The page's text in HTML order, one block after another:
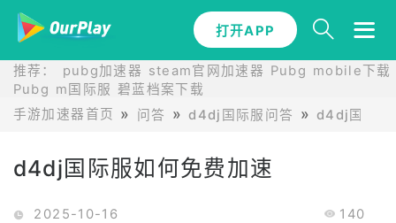
打开APP
推荐： pubg加速器 steam官网加速器 Pubg mobile下载
Pubg m国际服 碧蓝档案下载
手游加速器首页
问答 d4dj国际服问答 d4dj国际服
d4dj国际服如何免费加速
2025-10-16 140